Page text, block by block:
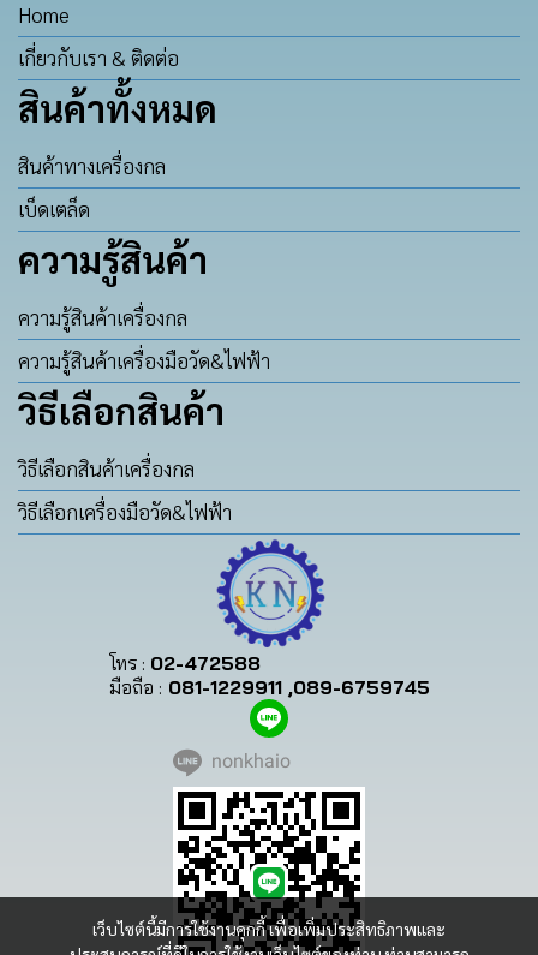
เว็บไซต์นี้มีการใช้งานคุกกี้ เพื่อเพิ่มประสิทธิภาพและ
Home
เกี่ยวกับเรา & ติดต่อ
สินค้าทั้งหมด
สินค้าทางเครื่องกล
เบ็ดเตล็ด
ความรู้สินค้า
ความรู้สินค้าเครื่องกล
ความรู้สินค้าเครื่องมือวัด&ไฟฟ้า
วิธีเลือกสินค้า
วิธีเลือกสินค้าเครื่องกล
วิธีเลือกเครื่องมือวัด&ไฟฟ้า
โทร : 02-472588
มือถือ : 081-1229911 ,089-6759745
nonkhaio